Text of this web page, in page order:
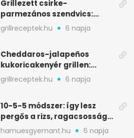
Grillezett csirke-
parmezános szendvics:
ropogós csirke, olvadó sajt
grillreceptek.hu 6 napja
Cheddaros-jalapeños
kukoricakenyér grillen:
ropogós alj, puha belső
grillreceptek.hu 6 napja
10-5-5 módszer: így lesz
pergős a rizs, ragacsosság
nélkül
hamuesgyemant.hu 6 napja